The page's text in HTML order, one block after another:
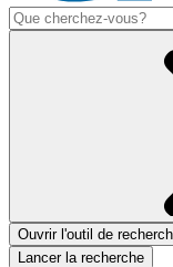
Ouvrir l'outil de
Lancer la recherche